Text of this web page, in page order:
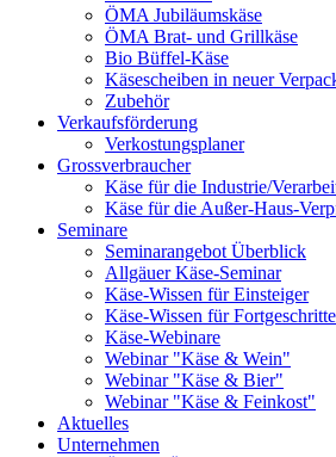
ÖMA Jubiläumskäse
ÖMA Brat- und Grillkäse
Bio Büffel-Käse
Käsescheiben in neuer
Zubehör
Verkaufsförderung
Verkostungsplaner
Grossverbraucher
Käse für die Industrie/
Käse für die Außer-Haus-
Seminare
Seminarangebot Überblick
Allgäuer Käse-Seminar
Käse-Wissen für Einsteiger
Käse-Wissen für
Käse-Webinare
Webinar "Käse & Wein"
Webinar "Käse & Bier"
Webinar "Käse & Feinkost"
Aktuelles
Unternehmen